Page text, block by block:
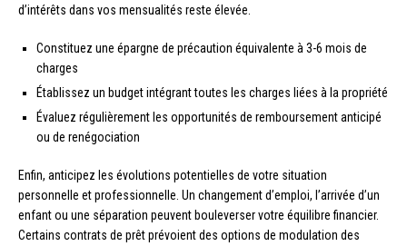
d’intérêts dans vos mensualités reste élevée.
Constituez une épargne de précaution équivalente à 3-6 mois de
charges
Établissez un budget intégrant toutes les charges liées à la propriété
Évaluez régulièrement les opportunités de remboursement anticipé
ou de renégociation
Enfin, anticipez les évolutions potentielles de votre situation
personnelle et professionnelle. Un changement d’emploi, l’arrivée d’un
enfant ou une séparation peuvent bouleverser votre équilibre financier.
Certains contrats de prêt prévoient des options de modulation des